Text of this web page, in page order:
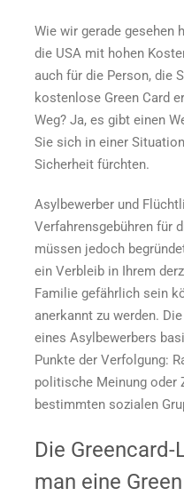
Wie wir gerade gesehen
die USA mit hohen
auch für die Person, die
kostenlose Green Card
Weg? Ja, es gibt einen
Sie sich in einer
Sicherheit fürchten.
Asylbewerber und
Verfahrensgebühren für
müssen jedoch
ein Verbleib in Ihrem
Familie gefährlich sein
anerkannt zu werden.
eines Asylbewerbers
Punkte der Verfolgung:
politische Meinung oder
bestimmten sozialen
Die
man eine